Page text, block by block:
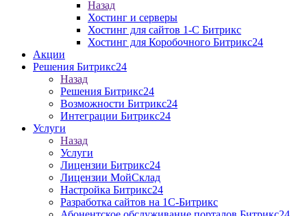
Назад
Хостинг и серверы
Хостинг для сайтов 1-C Битрикс
Хостинг для Коробочного Битрикс24
Акции
Решения Битрикс24
Назад
Решения Битрикс24
Возможности Битрикс24
Интеграции Битрикс24
Услуги
Назад
Услуги
Лицензии Битрикс24
Лицензии МойСклад
Настройка Битрикс24
Разработка cайтов на 1C-Битрикс